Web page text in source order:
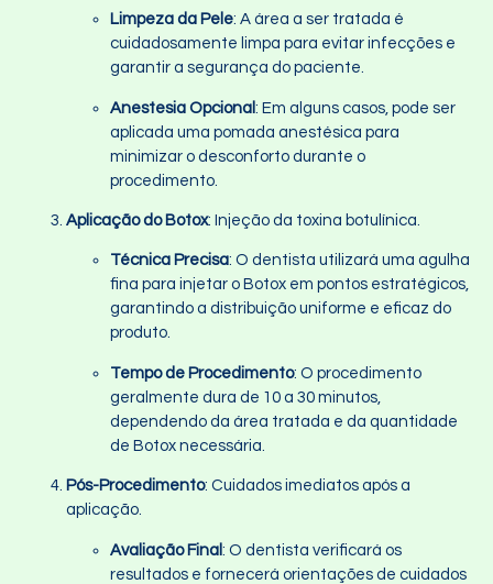
Limpeza da Pele: A área a ser tratada é
cuidadosamente limpa para evitar infecções e
garantir a segurança do paciente.
Anestesia Opcional : Em alguns casos, pode ser
aplicada uma pomada anestésica para
minimizar o desconforto durante o
procedimento.
Aplicação do Botox: Injeção da toxina botulínica.
Técnica Precisa: O dentista utilizará uma agulha
fina para injetar o Botox em pontos estratégicos,
garantindo a distribuição uniforme e eficaz do
produto.
Tempo de Procedimento: O procedimento
geralmente dura de 10 a 30 minutos,
dependendo da área tratada e da quantidade
de Botox necessária.
Pós-Procedimento: Cuidados imediatos após a
aplicação.
Avaliação Final : O dentista verificará os
resultados e fornecerá orientações de cuidados